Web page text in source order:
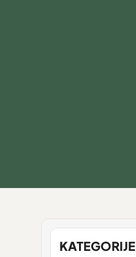
KATEGORIJE